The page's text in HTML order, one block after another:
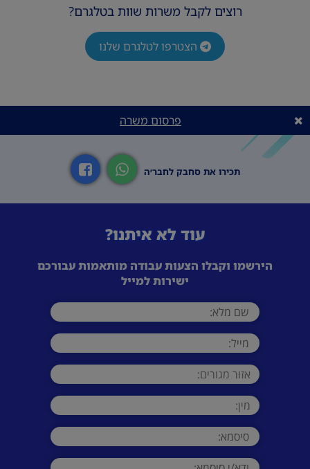
אם את/ה מחפש/ת עבודה בסביבה דינמית,
משפחתית ובאווירה מעולה – זה המקום בשבילך!
אחרי צבא!
רוצים לקבל משרות שוות בטלגרם?
הצטרפו לטלגרם שלנו
פרסום משרה
תכירו את סחבק לחבר׳ה
עוד לא איתנו?
הירשמו וקבלו הצעות עבודה מותאמות עבורכם
ישירות למייל